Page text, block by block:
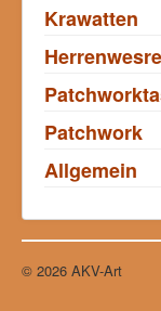
Krawatten
Patchwork
Allgemein
© 2026 AKV-Art